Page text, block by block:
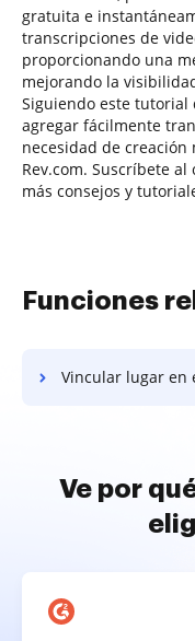
gratuita e
transcripciones de
proporcionando una
mejorando la
Siguiendo este tutorial
agregar fácilmente
necesidad de creación
Rev.com. Suscríbete
más consejos y
Funciones
Vincular lugar en el Contrato de
Ve por